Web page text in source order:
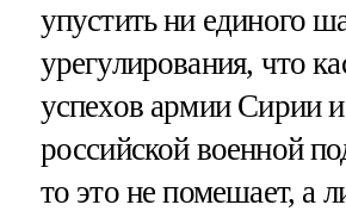
упустить ни единого
урегулирования, что
успехов армии Сирии и
российской военной
то это не помешает, а